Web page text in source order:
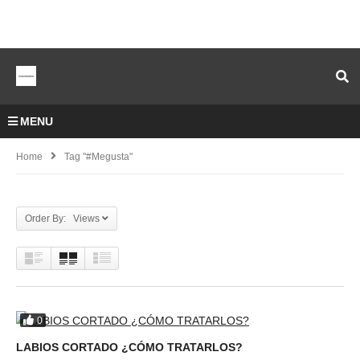
MENU
Home Tag "#megusta"
Order By: Views
0
LABIOS CORTADO ¿CÓMO TRATARLOS?